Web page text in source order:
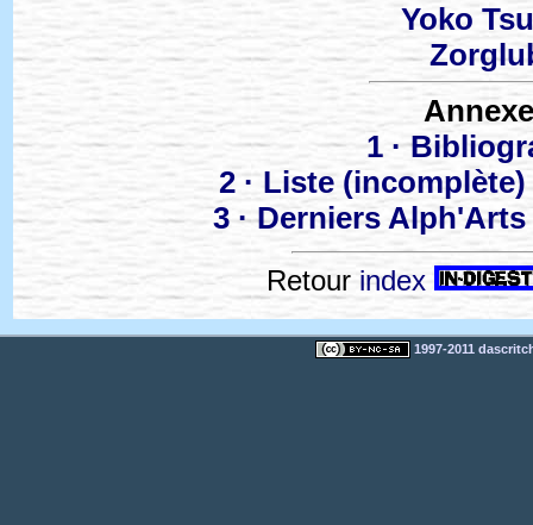
Yoko
1 ·
2 · Liste
3 · Derniers
Retour index
1997-2011